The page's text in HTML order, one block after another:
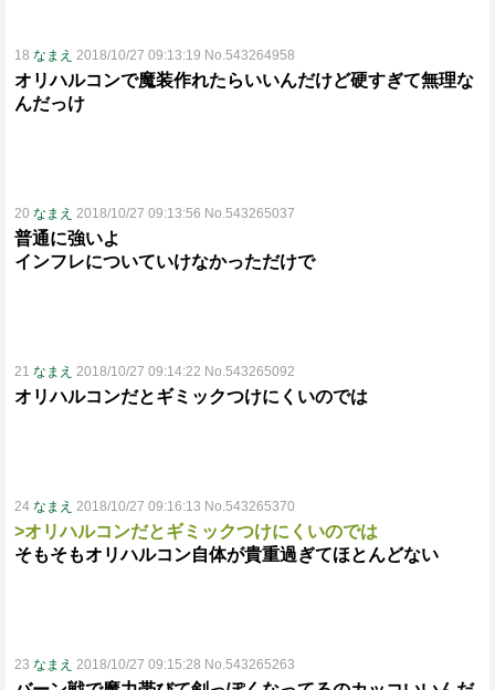
18 なまえ 2018/10/27 09:13:19 No.543264958
オリハルコンで魔装作れたらいいんだけど硬すぎて無理な
んだっけ
20 なまえ 2018/10/27 09:13:56 No.543265037
普通に強いよ
インフレについていけなかっただけで
21 なまえ 2018/10/27 09:14:22 No.543265092
オリハルコンだとギミックつけにくいのでは
24 なまえ 2018/10/27 09:16:13 No.543265370
>オリハルコンだとギミックつけにくいのでは
そもそもオリハルコン自体が貴重過ぎてほとんどない
23 なまえ 2018/10/27 09:15:28 No.543265263